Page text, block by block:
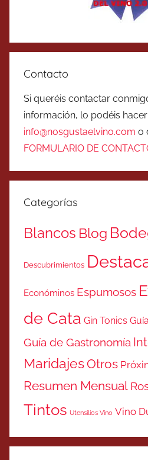
Contacto
Si queréis contactar
información, lo podéis
info@nosgustaelvino.com o
FORMULARIO DE
Categorías
Blancos Blog
Descubrimientos
Económinos Espumosos
de Cata Gin Tonics
Guía de Gastronomía
MaridajesOtros
Resumen Mensual
Tintos Utensilios Vino Vino